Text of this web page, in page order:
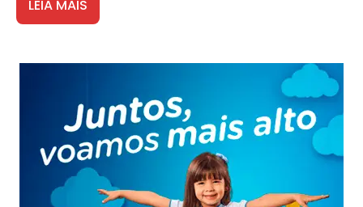
LEIA MAIS